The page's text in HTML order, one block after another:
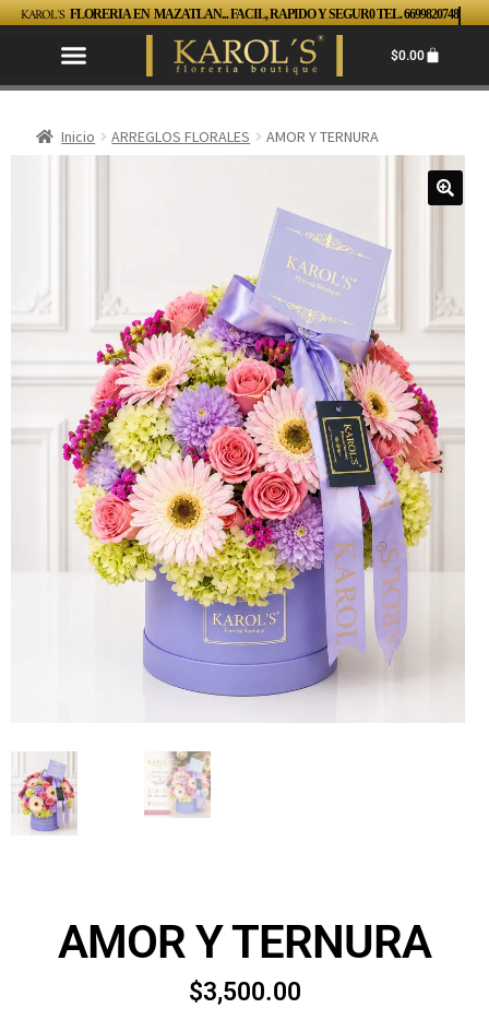
KAROL´S FLORERIA EN MAZATLAN... FACIL, RAPIDO Y SEGUR0 TEL. 6699820748
$0.00
Inicio ARREGLOS FLORALES AMOR Y TERNURA
AMOR Y TERNURA
$3,500.00